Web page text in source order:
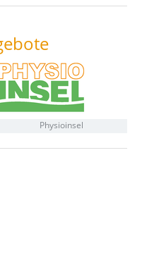
Physioinsel